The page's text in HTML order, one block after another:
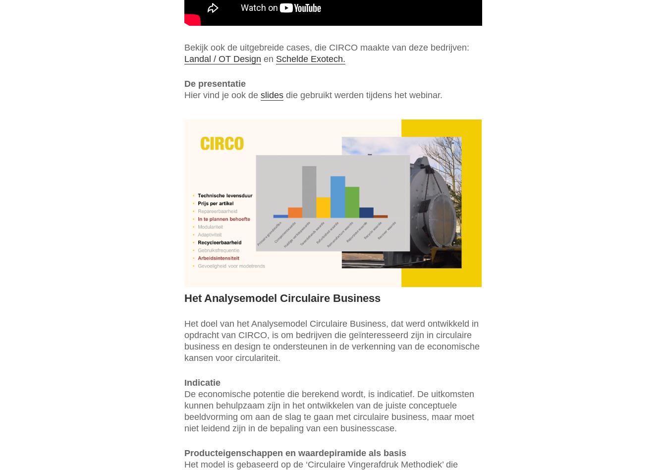
Bekijk ook de uitgebreide cases, die CIRCO maakte van deze bedrijven:
Landal / OT Design en Schelde Exotech.
De presentatie
Hier vind je ook de slidesdie gebruikt werden tijdens het webinar.
Het Analysemodel Circulaire Business
Het doel van het Analysemodel Circulaire Business, dat werd ontwikkeld in
opdracht van CIRCO, is om bedrijven die geïnteresseerd zijn in circulaire
business en design te ondersteunen in de verkenning van de economische
kansen voor circulariteit.
Indicatie
De economische potentie die berekend wordt, is indicatief. De uitkomsten
kunnen behulpzaam zijn in het ontwikkelen van de juiste conceptuele
beeldvorming om aan de slag te gaan met circulaire business, maar moet
niet leidend zijn in de bepaling van een businesscase.
Producteigenschappen en waardepiramide als basis
Het model is gebaseerd op de ‘Circulaire Vingerafdruk Methodiek’ die